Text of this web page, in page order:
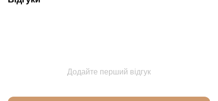
Додайте перший відгук